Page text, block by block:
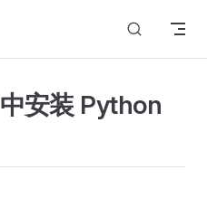
安装 Python